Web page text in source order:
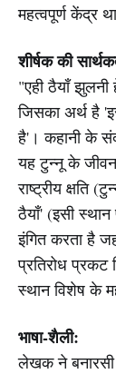
महत्वपूर्ण केंद्र
शीर्षक की
"एही ठैयाँ झुलनी
जिसका अर्थ है
है'। कहानी के
यह टुन्नू के
राष्ट्रीय क्षति
ठैयाँ' (इसी
इंगित करता है
प्रतिरोध प्रकट
स्थान विशेष के
भाषा-शैली:
लेखक ने बनारसी